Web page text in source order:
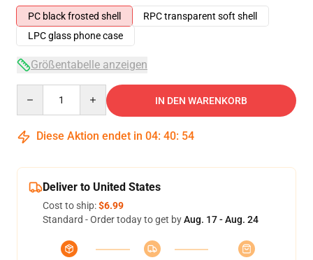
PC black frosted shell
RPC transparent soft shell
LPC glass phone case
Größentabelle anzeigen
IN DEN WARENKORB
Diese Aktion endet in 04: 40: 54
Deliver to United States
Cost to ship:$6.99
Standard - Order today to get byAug. 17 - Aug. 24